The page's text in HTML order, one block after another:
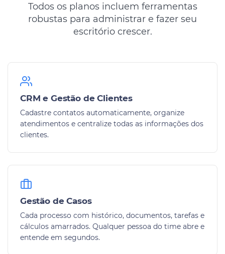
Todos os planos incluem ferramentas
robustas para administrar e fazer seu
escritório crescer.
CRM e Gestão de Clientes
Cadastre contatos automaticamente, organize
atendimentos e centralize todas as informações dos
clientes.
Gestão de Casos
Cada processo com histórico, documentos, tarefas e
cálculos amarrados. Qualquer pessoa do time abre e
entende em segundos.